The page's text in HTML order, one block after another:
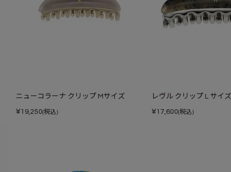
ニューコラーナ クリップ Mサイズ
¥19,250(税込)
レヴル クリップ L サイズ
¥17,600(税込)